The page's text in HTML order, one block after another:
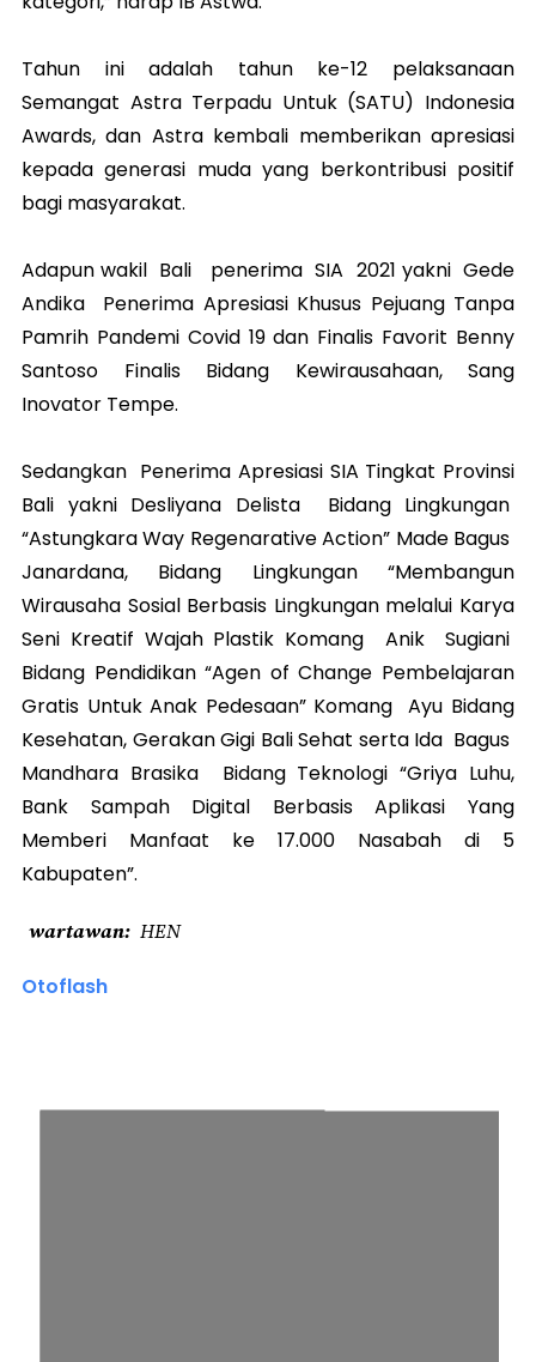
Tahun ini adalah tahun ke-12 pelaksanaan
Semangat Astra Terpadu Untuk (SATU) Indonesia
Awards, dan Astra kembali memberikan apresiasi
kepada generasi muda yang berkontribusi positif
bagi masyarakat.
Adapun wakil Bali penerima SIA 2021 yakni Gede
Andika Penerima Apresiasi Khusus Pejuang Tanpa
Pamrih Pandemi Covid 19 dan Finalis Favorit Benny
Santoso Finalis Bidang Kewirausahaan, Sang
Inovator Tempe.
Sedangkan Penerima Apresiasi SIA Tingkat Provinsi
Bali yakni Desliyana Delista Bidang Lingkungan
“Astungkara Way Regenarative Action” Made Bagus
Janardana, Bidang Lingkungan “Membangun
Wirausaha Sosial Berbasis Lingkungan melalui Karya
Seni Kreatif Wajah Plastik Komang Anik Sugiani
Bidang Pendidikan “Agen of Change Pembelajaran
Gratis Untuk Anak Pedesaan” Komang Ayu Bidang
Kesehatan, Gerakan Gigi Bali Sehat serta Ida Bagus
Mandhara Brasika Bidang Teknologi “Griya Luhu,
Bank Sampah Digital Berbasis Aplikasi Yang
Memberi Manfaat ke 17.000 Nasabah di 5
Kabupaten”.
wartawan HEN
Otoflash